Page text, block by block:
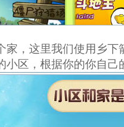
家，这里我们使用乡下
小区，根据你的你自己